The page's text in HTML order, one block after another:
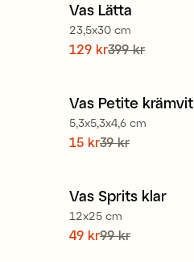
Sale
Vas Lätta
23,5x30 cm
Nuvarande pris
129 kr399 kr
Sale
Vas Petite krämvit
5,3x5,3x4,6 cm
Nuvarande pris
15 kr39 kr
Sale
Vas Sprits klar
12x25 cm
Nuvarande pris
49 kr99 kr